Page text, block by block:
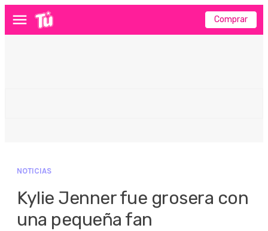
Menú Comprar
NOTICIAS
Kylie Jenner fue grosera con
una pequeña fan